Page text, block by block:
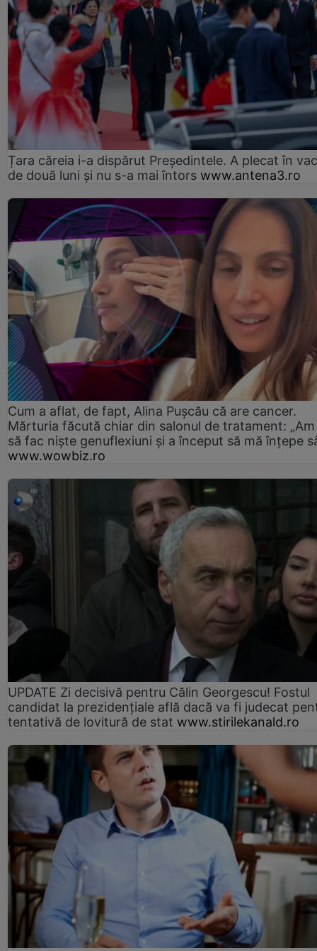
Țara căreia i-a dispărut Președintele. A plecat în
de două luni și nu s-a mai întors www.antena3.ro
Cum a aflat, de fapt, Alina Pușcău că are cancer.
Mărturia făcută chiar din salonul de tratament:
să fac niște genuflexiuni și a început să mă înțepe
www.wowbiz.ro
UPDATE Zi decisivă pentru Călin Georgescu! Fostul
candidat la prezidențiale află dacă va fi judecat
tentativă de lovitură de stat www.stirilekanald.ro